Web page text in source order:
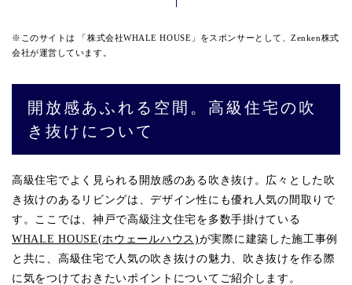
※このサイトは 「株式会社WHALE HOUSE」をスポンサーとして、Zenken株式
会社が運営しています。
開放感あふれる空間。高級住宅の吹
き抜けについて
高級住宅でよく見られる開放感のある吹き抜け。広々とした吹
き抜けのあるリビングは、デザイン性にも優れ人気の間取りで
す。ここでは、神戸で高級注文住宅を多数手掛けている
WHALE HOUSE(ホウェールハウス)が実際に建築した施工事例
と共に、高級住宅で人気の吹き抜けの魅力、吹き抜けを作る際
に気をつけておきたいポイントについてご紹介します。